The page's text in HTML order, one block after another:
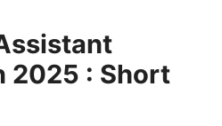
2025 : Short